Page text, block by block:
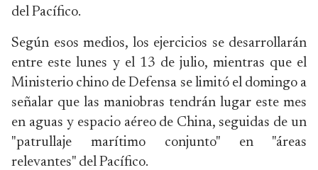
del Pacífico.
Según esos medios, los ejercicios se desarrollarán
entre este lunes y el 13 de julio, mientras que el
Ministerio chino de Defensa se limitó el domingo a
señalar que las maniobras tendrán lugar este mes
en aguas y espacio aéreo de China, seguidas de un
"patrullaje marítimo conjunto" en "áreas
relevantes" del Pacífico.